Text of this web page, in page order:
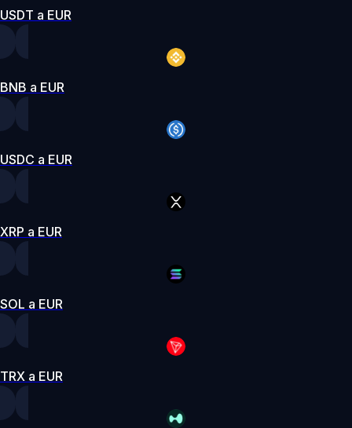
USDT a EUR
BNB a EUR
USDC a EUR
XRP a EUR
SOL a EUR
TRX a EUR